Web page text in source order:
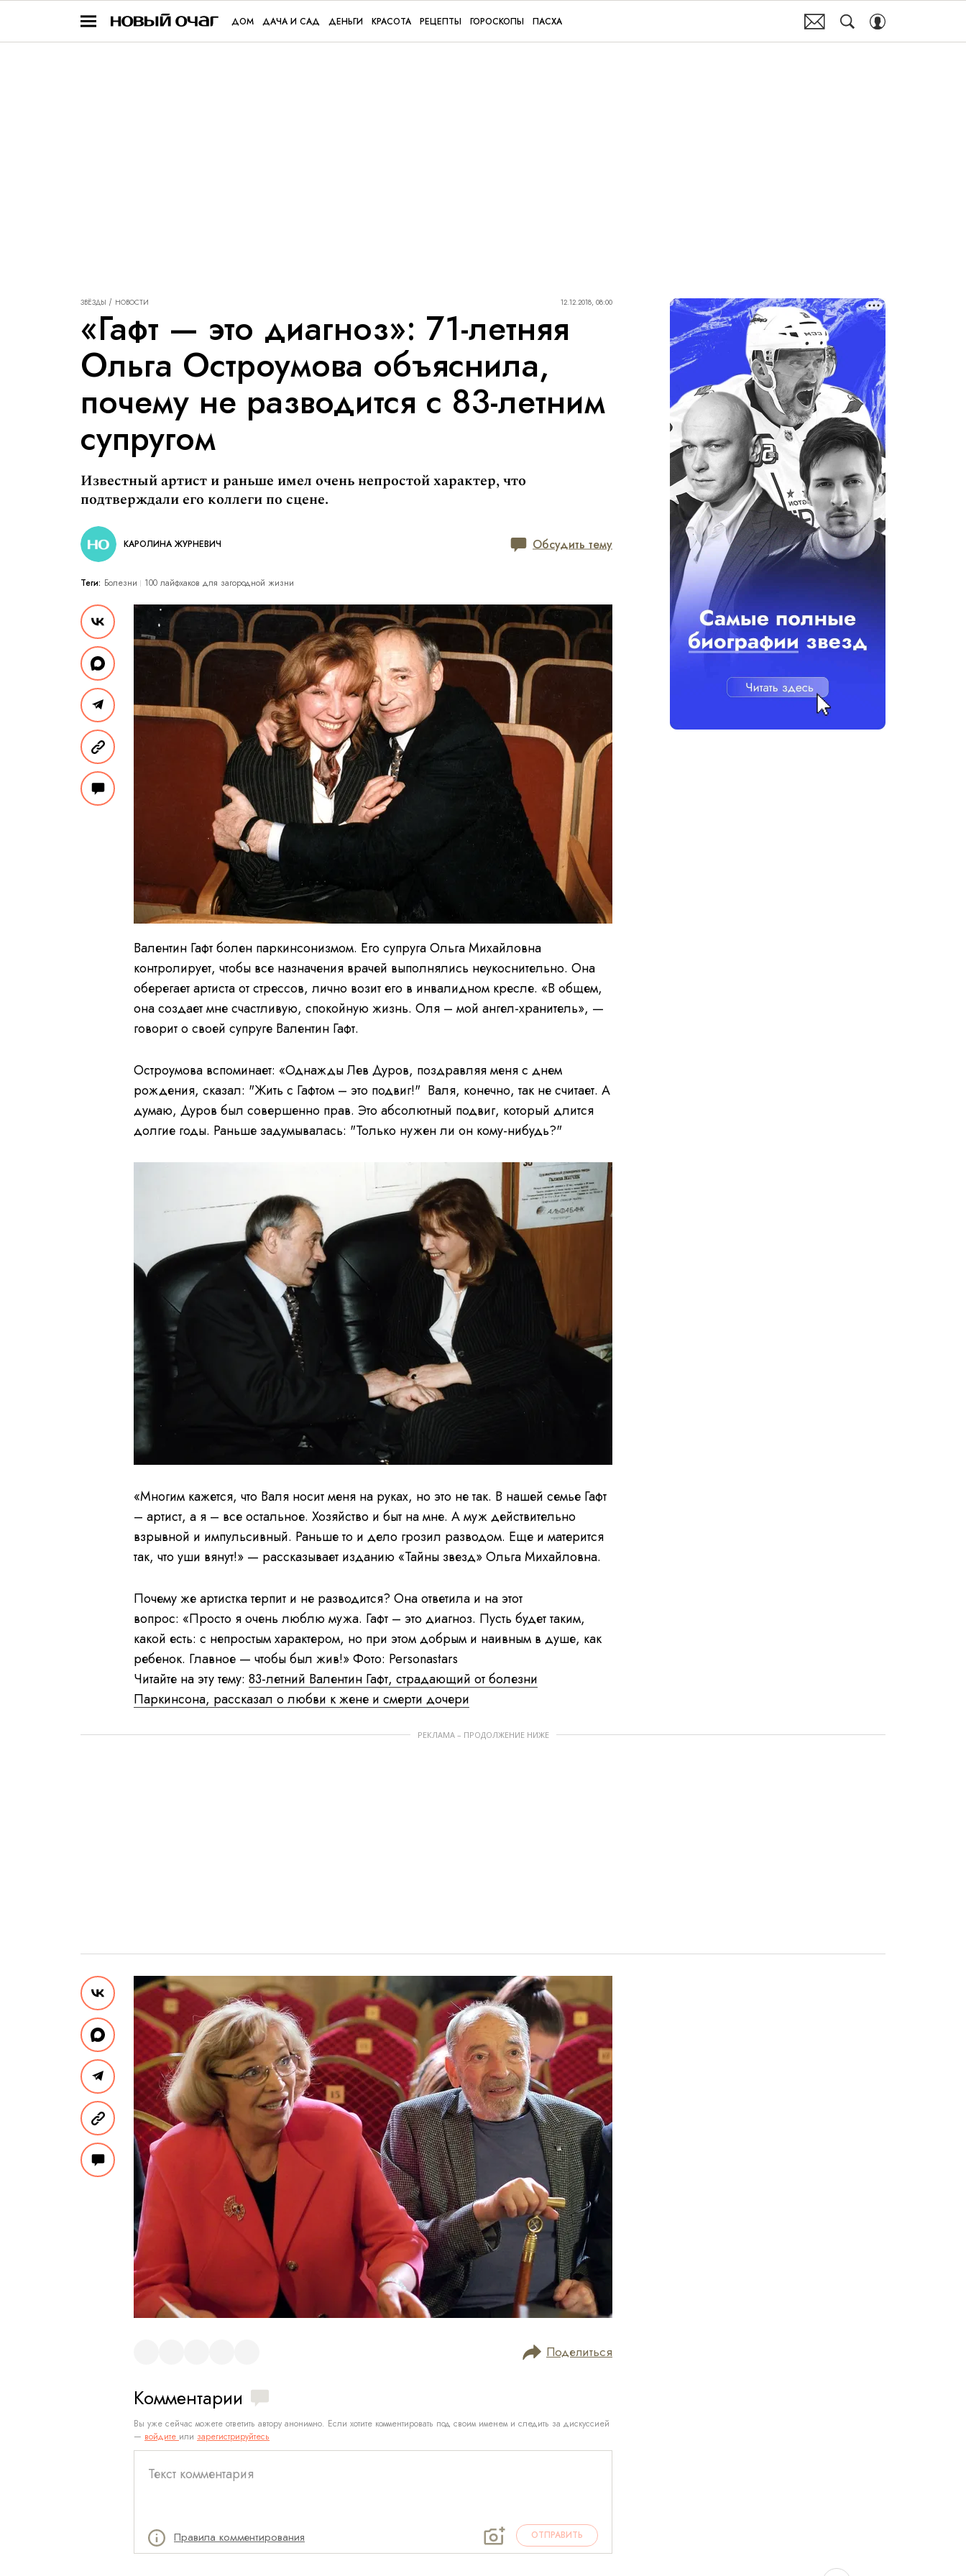
ДОМ ДАЧА И САД ДЕНЬГИ КРАСОТА РЕЦЕПТЫ ГОРОСКОПЫ ПАСХА
ЗВЁЗДЫ НОВОСТИ 12.12.2018, 08:00
«Гафт — это диагноз»: 71-летняя
Ольга Остроумова объяснила,
почему не разводится с 83-летним
супругом
Известный артист и раньше имел очень непростой характер, что
подтверждали его коллеги по сцене.
КАРОЛИНА ЖУРНЕВИЧ Обсудить тему
Теги: Болезни 100 лайфхаков для загородной жизни
Валентин Гафт болен паркинсонизмом. Его супруга Ольга Михайловна
контролирует, чтобы все назначения врачей выполнялись неукоснительно. Она
оберегает артиста от стрессов, лично возит его в инвалидном кресле. «В общем,
она создает мне счастливую, спокойную жизнь. Оля – мой ангел-хранитель», —
говорит о своей супруге Валентин Гафт.
Остроумова вспоминает: «Однажды Лев Дуров, поздравляя меня с днем
рождения, сказал: "Жить с Гафтом – это подвиг!" Валя, конечно, так не считает. А
думаю, Дуров был совершенно прав. Это абсолютный подвиг, который длится
долгие годы. Раньше задумывалась: "Только нужен ли он кому-нибудь?"
«Многим кажется, что Валя носит меня на руках, но это не так. В нашей семье Гафт
– артист, а я – все остальное. Хозяйство и быт на мне. А муж действительно
взрывной и импульсивный. Раньше то и дело грозил разводом. Еще и матерится
так, что уши вянут!» — рассказывает изданию «Тайны звезд» Ольга Михайловна.
Почему же артистка терпит и не разводится? Она ответила и на этот
вопрос: «Просто я очень люблю мужа. Гафт – это диагноз. Пусть будет таким,
какой есть: с непростым характером, но при этом добрым и наивным в душе, как
ребенок. Главное — чтобы был жив!» Фото: Personastars
Читайте на эту тему: 83-летний Валентин Гафт, страдающий от болезни
Паркинсона, рассказал о любви к жене и смерти дочери
РЕКЛАМА – ПРОДОЛЖЕНИЕ НИЖЕ
Поделиться
Комментарии
Вы уже сейчас можете ответить автору анонимно. Если хотите комментировать под своим именем и следить за дискуссией
— войдите или зарегистрируйтесь
Правила комментирования ОТПРАВИТЬ